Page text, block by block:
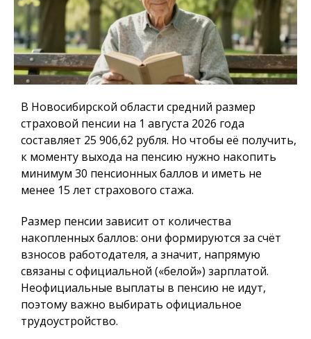
В Новосибирской области средний размер
страховой пенсии на 1 августа 2026 года
составляет 25 906,62 рубля. Но чтобы её получить,
к моменту выхода на пенсию нужно накопить
минимум 30 пенсионных баллов и иметь не
менее 15 лет страхового стажа.
Размер пенсии зависит от количества
накопленных баллов: они формируются за счёт
взносов работодателя, а значит, напрямую
связаны с официальной («белой») зарплатой.
Неофициальные выплаты в пенсию не идут,
поэтому важно выбирать официальное
трудоустройство.